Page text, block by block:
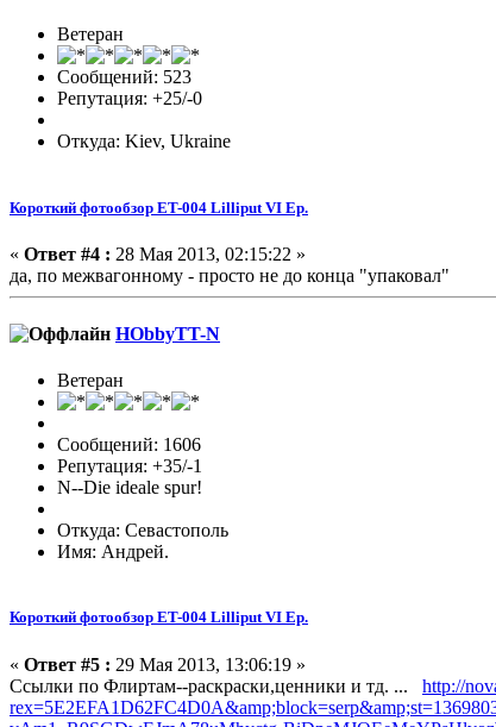
Ветеран
Сообщений: 523
Репутация: +25/-0
Откуда: Kiev, Ukraine
Короткий фотообзор ET-004 Lilliput VI Ep.
« Ответ #4 : 28 Мая 2013, 02:15:22 »
да, по межвагонному - просто не до конца "упаковал"
HObbyTT-N
Ветеран
Сообщений: 1606
Репутация: +35/-1
N--Die ideale spur!
Откуда: Севастополь
Имя: Андрей.
Короткий фотообзор ET-004 Lilliput VI Ep.
« Ответ #5 : 29 Мая 2013, 13:06:19 »
Ссылки по Флиртам--раскраски,ценники и тд. ... http://